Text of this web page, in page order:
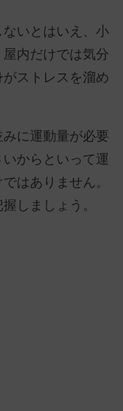
いとはいえ、小
内だけでは気分
ストレスを溜め
に運動量が必要
からといって運
はありません。
しましょう。